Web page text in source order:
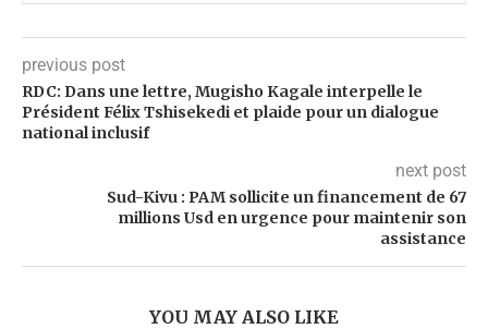
previous post
RDC: Dans une lettre, Mugisho Kagale interpelle le
Président Félix Tshisekedi et plaide pour un dialogue
national inclusif
next post
Sud-Kivu : PAM sollicite un financement de 67
millions Usd en urgence pour maintenir son
assistance
YOU MAY ALSO LIKE